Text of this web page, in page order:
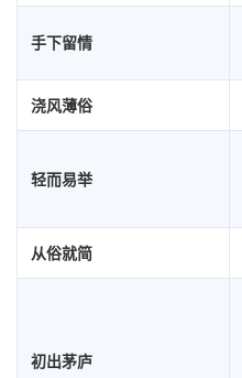
手下留情
浇风薄俗
轻而易举
从俗就简
初出茅庐